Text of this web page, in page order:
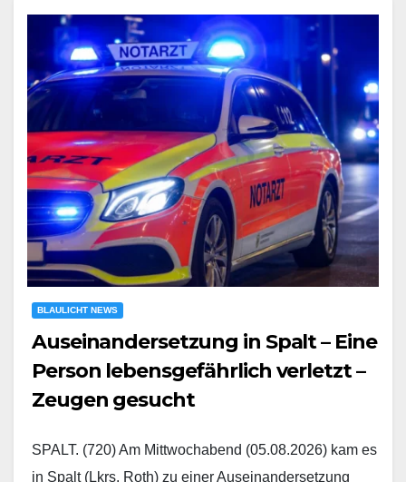
BLAULICHT NEWS
Auseinandersetzung in Spalt – Eine
Person lebensgefährlich verletzt –
Zeugen gesucht
SPALT. (720) Am Mittwochabend (05.08.2026) kam es
in Spalt (Lkrs. Roth) zu einer Auseinandersetzung